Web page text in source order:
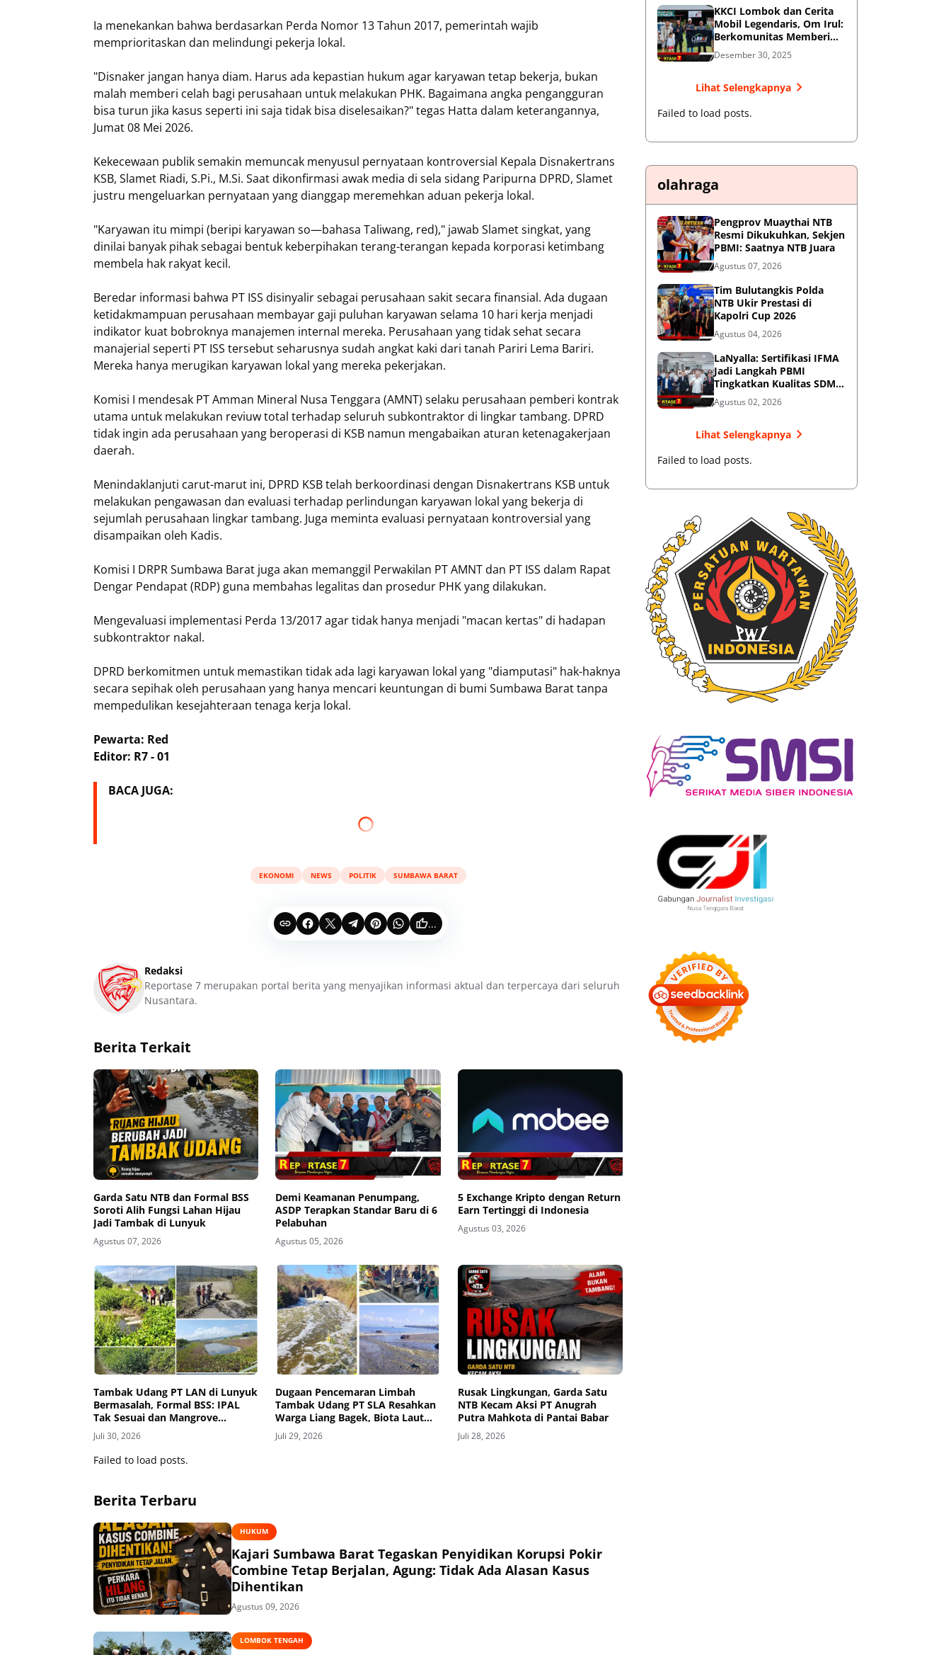
Ia menekankan bahwa berdasarkan Perda Nomor 13 Tahun 2017, pemerintah wajib
memprioritaskan dan melindungi pekerja lokal.
"Disnaker jangan hanya diam. Harus ada kepastian hukum agar karyawan tetap bekerja, bukan
malah memberi celah bagi perusahaan untuk melakukan PHK. Bagaimana angka pengangguran
bisa turun jika kasus seperti ini saja tidak bisa diselesaikan?" tegas Hatta dalam keterangannya,
Jumat 08 Mei 2026.
Kekecewaan publik semakin memuncak menyusul pernyataan kontroversial Kepala Disnakertrans
KSB, Slamet Riadi, S.Pi., M.Si. Saat dikonfirmasi awak media di sela sidang Paripurna DPRD, Slamet
justru mengeluarkan pernyataan yang dianggap meremehkan aduan pekerja lokal.
"Karyawan itu mimpi (beripi karyawan so—bahasa Taliwang, red)," jawab Slamet singkat, yang
dinilai banyak pihak sebagai bentuk keberpihakan terang-terangan kepada korporasi ketimbang
membela hak rakyat kecil.
Beredar informasi bahwa PT ISS disinyalir sebagai perusahaan sakitsecara finansial. Ada dugaan
ketidakmampuan perusahaan membayar gaji puluhan karyawan selama 10 hari kerja menjadi
indikator kuat bobroknya manajemen internal mereka. Perusahaan yang tidak sehat secara
manajerial seperti PT ISS tersebut seharusnya sudah angkat kaki dari tanah Pariri Lema Bariri.
Mereka hanya merugikan karyawan lokal yang mereka pekerjakan.
Komisi I mendesak PT Amman Mineral Nusa Tenggara (AMNT) selaku perusahaan pemberi kontrak
utama untuk melakukan reviuw total terhadap seluruh subkontraktor di lingkar tambang. DPRD
tidak ingin ada perusahaan yang beroperasi di KSB namun mengabaikan aturan ketenagakerjaan
daerah.
Menindaklanjuti carut-marut ini, DPRD KSB telah berkoordinasi dengan Disnakertrans KSB untuk
melakukan pengawasan dan evaluasi terhadap perlindungan karyawan lokal yang bekerja di
sejumlah perusahaan lingkar tambang. Juga meminta evaluasi pernyataan kontroversial yang
disampaikan oleh Kadis.
Komisi I DRPR Sumbawa Barat juga akan memanggil Perwakilan PT AMNT dan PT ISS dalam Rapat
Dengar Pendapat (RDP) guna membahas legalitas dan prosedur PHK yang dilakukan.
Mengevaluasi implementasi Perda 13/2017 agar tidak hanya menjadi "macan kertas" di hadapan
subkontraktor nakal.
DPRD berkomitmen untuk memastikan tidak ada lagi karyawan lokal yang "diamputasi" hak-haknya
secara sepihak oleh perusahaan yang hanya mencari keuntungan di bumi Sumbawa Barat tanpa
mempedulikan kesejahteraan tenaga kerja lokal.
Pewarta: Red
Editor: R7 - 01
BACA JUGA:
EKONOMI NEWS POLITIK SUMBAWA BARAT
...
Redaksi
Reportase 7 merupakan portal berita yang menyajikan informasi aktual dan terpercaya dari seluruh
Nusantara.
Berita Terkait
Garda Satu NTB dan Formal BSS
Soroti Alih Fungsi Lahan Hijau
Jadi Tambak di Lunyuk
Agustus 07, 2026
Demi Keamanan Penumpang,
ASDP Terapkan Standar Baru di 6
Pelabuhan
Agustus 05, 2026
5 Exchange Kripto dengan Return
Earn Tertinggi di Indonesia
Agustus 03, 2026
Tambak Udang PT LAN di Lunyuk
Bermasalah, Formal BSS: IPAL
Tak Sesuai dan Mangrove
Dibabat
Juli 30, 2026
Dugaan Pencemaran Limbah
Tambak Udang PT SLA Resahkan
Warga Liang Bagek, Biota Laut
Mati, Anak-Anak Alami Gatal-
Gatal
Juli 29, 2026
Rusak Lingkungan, Garda Satu
NTB Kecam Aksi PT Anugrah
Putra Mahkota di Pantai Babar
Juli 28, 2026
Failed to load posts.
Berita Terbaru
HUKUM
Kajari Sumbawa Barat Tegaskan Penyidikan Korupsi Pokir
Combine Tetap Berjalan, Agung: Tidak Ada Alasan Kasus
Dihentikan
Agustus 09, 2026
LOMBOK TENGAH
KKCI Lombok dan Cerita
Mobil Legendaris, Om Irul:
Berkomunitas Memberi
Manfaat dan Membangun
Imej Positif
Desember 30, 2025
Lihat Selengkapnya
Failed to load posts.
olahraga
Pengprov Muaythai NTB
Resmi Dikukuhkan, Sekjen
PBMI: Saatnya NTB Juara
Agustus 07, 2026
Tim Bulutangkis Polda
NTB Ukir Prestasi di
Kapolri Cup 2026
Agustus 04, 2026
LaNyalla: Sertifikasi IFMA
Jadi Langkah PBMI
Tingkatkan Kualitas SDM
Muaythai
Agustus 02, 2026
Lihat Selengkapnya
Failed to load posts.